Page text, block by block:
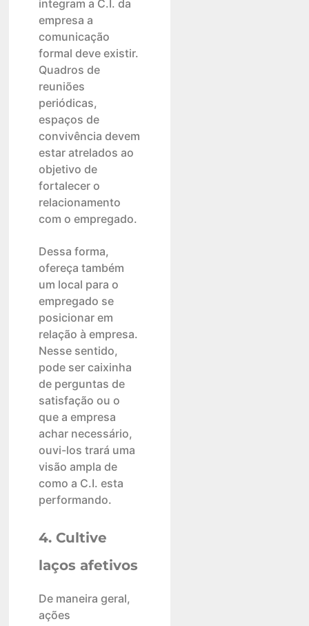
integram a C.I. da
empresa a
comunicação
formal deve existir.
Quadros de
reuniões
periódicas,
espaços de
convivência devem
estar atrelados ao
objetivo de
fortalecer o
relacionamento
com o empregado.
Dessa forma,
ofereça também
um local para o
empregado se
posicionar em
relação à empresa.
Nesse sentido,
pode ser caixinha
de perguntas de
satisfação ou o
que a empresa
achar necessário,
ouvi-los trará uma
visão ampla de
como a C.I. esta
performando.
4. Cultive
laços afetivos
De maneira geral,
ações